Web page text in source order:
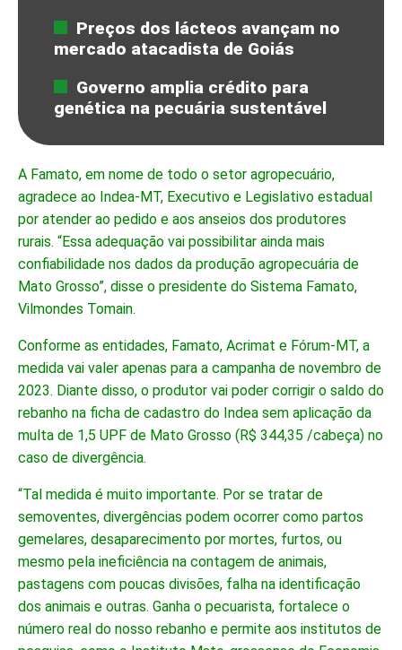
Preços dos lácteos avançam no
mercado atacadista de Goiás
Governo amplia crédito para
genética na pecuária sustentável
A Famato, em nome de todo o setor agropecuário,
agradece ao Indea-MT, Executivo e Legislativo estadual
por atender ao pedido e aos anseios dos produtores
rurais. “Essa adequação vai possibilitar ainda mais
confiabilidade nos dados da produção agropecuária de
Mato Grosso”, disse o presidente do Sistema Famato,
Vilmondes Tomain.
Conforme as entidades, Famato, Acrimat e Fórum-MT, a
medida vai valer apenas para a campanha de novembro de
2023. Diante disso, o produtor vai poder corrigir o saldo do
rebanho na ficha de cadastro do Indea sem aplicação da
multa de 1,5 UPF de Mato Grosso (R$ 344,35 /cabeça) no
caso de divergência.
“Tal medida é muito importante. Por se tratar de
semoventes, divergências podem ocorrer como partos
gemelares, desaparecimento por mortes, furtos, ou
mesmo pela ineficiência na contagem de animais,
pastagens com poucas divisões, falha na identificação
dos animais e outras. Ganha o pecuarista, fortalece o
número real do nosso rebanho e permite aos institutos de